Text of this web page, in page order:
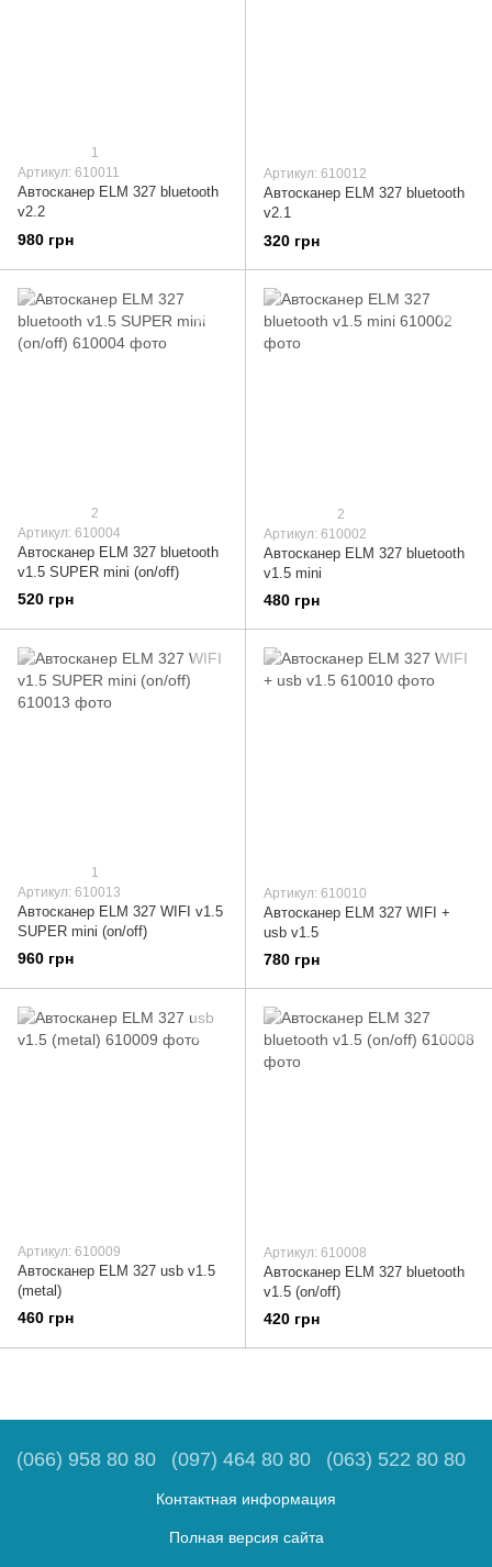
1
Артикул: 610011
Автосканер ELM 327 bluetooth
v2.2
980 грн
Артикул: 610012
Автосканер ELM 327 bluetooth
v2.1
320 грн
2
Артикул: 610004
Автосканер ELM 327 bluetooth
v1.5 SUPER mini (on/off)
520 грн
2
Артикул: 610002
Автосканер ELM 327 bluetooth
v1.5 mini
480 грн
1
Артикул: 610013
Автосканер ELM 327 WIFI v1.5
SUPER mini (on/off)
960 грн
Артикул: 610010
Автосканер ELM 327 WIFI +
usb v1.5
780 грн
Артикул: 610009
Автосканер ELM 327 usb v1.5
(metal)
460 грн
Артикул: 610008
Автосканер ELM 327 bluetooth
v1.5 (on/off)
420 грн
(066) 958 80 80 (097) 464 80 80 (063) 522 80 80
Контактная информация
Полная версия сайта